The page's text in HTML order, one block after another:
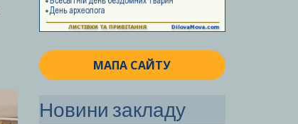
МАПА САЙТУ
Новини закладу